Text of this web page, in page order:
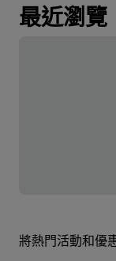
最近瀏覽
將熱門活動和優